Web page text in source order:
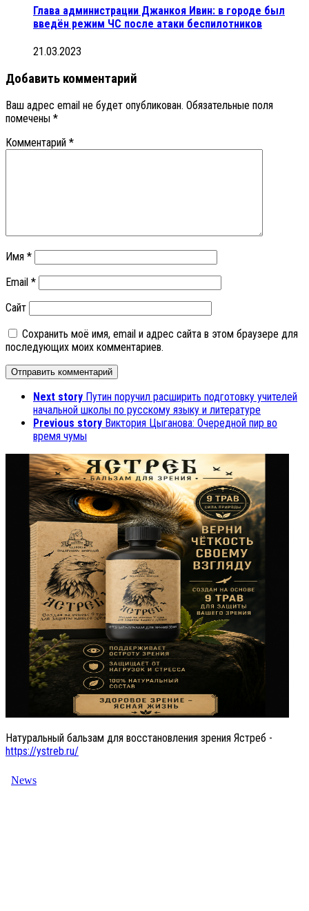
Глава администрации Джанкоя Ивин: в городе был
введён режим ЧС после атаки беспилотников
21.03.2023
Добавить комментарий
Ваш адрес email не будет опубликован. Обязательные поля
помечены *
Комментарий *
Имя *
Email *
Сайт
Сохранить моё имя, email и адрес сайта в этом браузере для
последующих моих комментариев.
Next story Путин поручил расширить подготовку учителей
начальной школы по русскому языку и литературе
Previous story Виктория Цыганова: Очередной пир во
время чумы
Натуральный бальзам для восстановления зрения Ястреб -
https://ystreb.ru/